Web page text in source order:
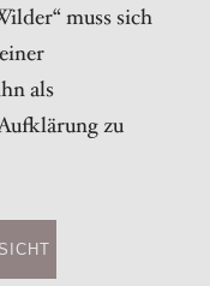
muss sich
als
zu